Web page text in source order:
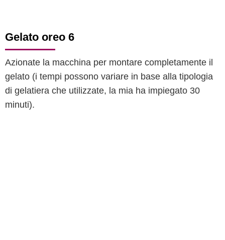
Gelato oreo 6
Azionate la macchina per montare completamente il
gelato (i tempi possono variare in base alla tipologia
di gelatiera che utilizzate, la mia ha impiegato 30
minuti).